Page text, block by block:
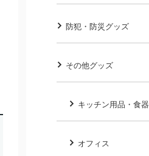
防犯・防災グッズ
その他グッズ
キッチン用品・食器
オフィス